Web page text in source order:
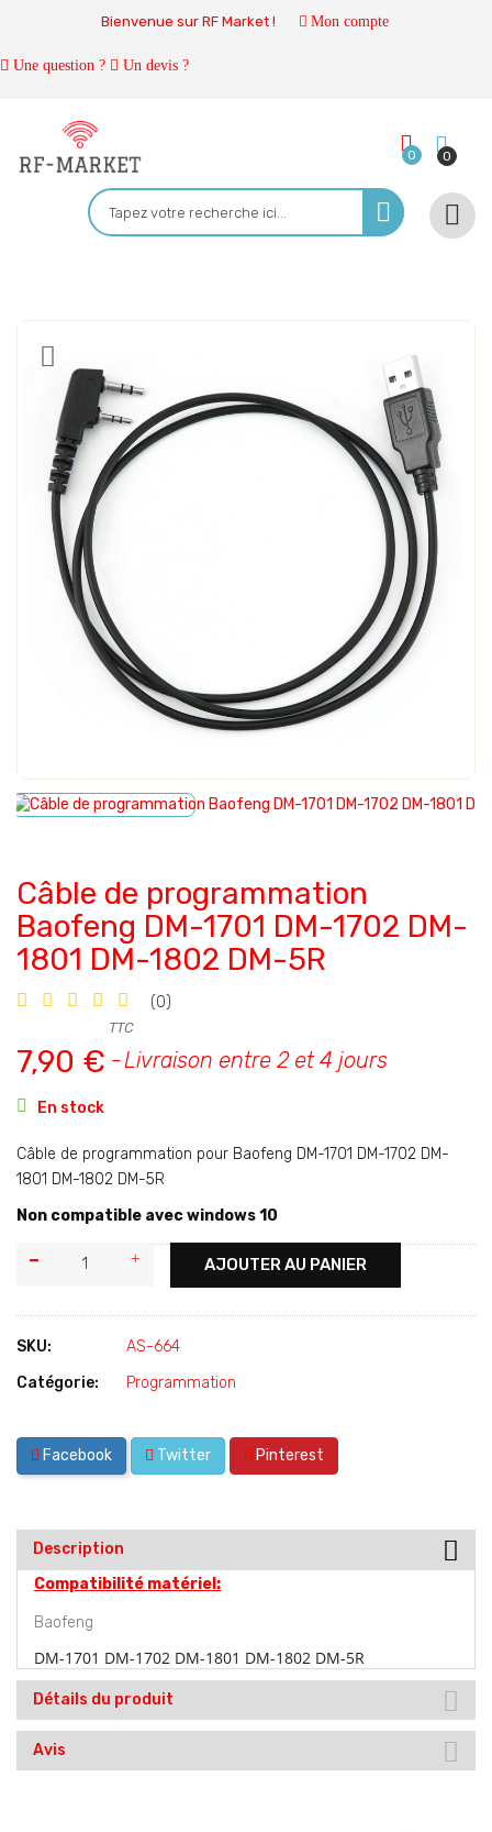
Bienvenue sur RF Market ! Mon compte
Une question ? Un devis ?
0 0

Câble de programmation
Baofeng DM-1701 DM-1702 DM-
1801 DM-1802 DM-5R
(0)
7,90 €
TTC
Livraison entre 2 et 4 jours
 En stock
Câble de programmation pour Baofeng DM-1701 DM-1702 DM-
1801 DM-1802 DM-5R
Non compatible avec windows 10
AJOUTER AU PANIER
SKU:
AS-664
Catégorie:
Programmation
Facebook Twitter Pinterest
Description
Compatibilité matériel:
Baofeng
DM-1701 DM-1702 DM-1801 DM-1802 DM-5R
Détails du produit
Avis